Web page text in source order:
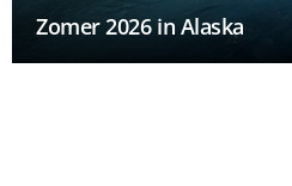
Zomer 2026 in Alaska